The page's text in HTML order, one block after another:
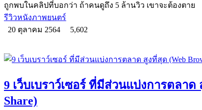
ถูกพบในคลิปที่บอกว่า ถ้าคนดูถึง 5 ล้านวิว เขาจะต้องตาย
รีวิวหนังภาพยนตร์
20 ตุลาคม 2564
5,602
9 เว็บเบราว์เซอร์ ที่มีส่วนแบ่งการตลา
Share)